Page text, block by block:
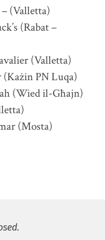
(Valletta)
(Rabat –
(Valletta)
(Każin PN Luqa)
(Wied il-Għajn)
(Mosta)